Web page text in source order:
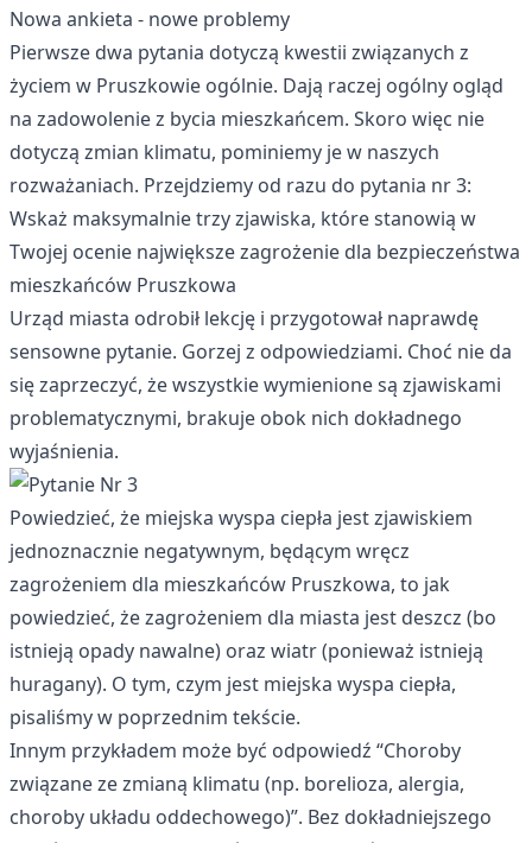
Nowa ankieta - nowe problemy
Pierwsze dwa pytania dotyczą kwestii związanych z
życiem w Pruszkowie ogólnie. Dają raczej ogólny ogląd
na zadowolenie z bycia mieszkańcem. Skoro więc nie
dotyczą zmian klimatu, pominiemy je w naszych
rozważaniach. Przejdziemy od razu do pytania nr 3:
Wskaż maksymalnie trzy zjawiska, które stanowią w
Twojej ocenie największe zagrożenie dla bezpieczeństwa
mieszkańców Pruszkowa
Urząd miasta odrobił lekcję i przygotował naprawdę
sensowne pytanie. Gorzej z odpowiedziami. Choć nie da
się zaprzeczyć, że wszystkie wymienione są zjawiskami
problematycznymi, brakuje obok nich dokładnego
wyjaśnienia.
Powiedzieć, że miejska wyspa ciepła jest zjawiskiem
jednoznacznie negatywnym, będącym wręcz
zagrożeniem dla mieszkańców Pruszkowa, to jak
powiedzieć, że zagrożeniem dla miasta jest deszcz (bo
istnieją opady nawalne) oraz wiatr (ponieważ istnieją
huragany). O tym, czym jest miejska wyspa ciepła,
pisaliśmy w poprzednim tekście.
Innym przykładem może być odpowiedź “Choroby
związane ze zmianą klimatu (np. borelioza, alergia,
choroby układu oddechowego)”. Bez dokładniejszego